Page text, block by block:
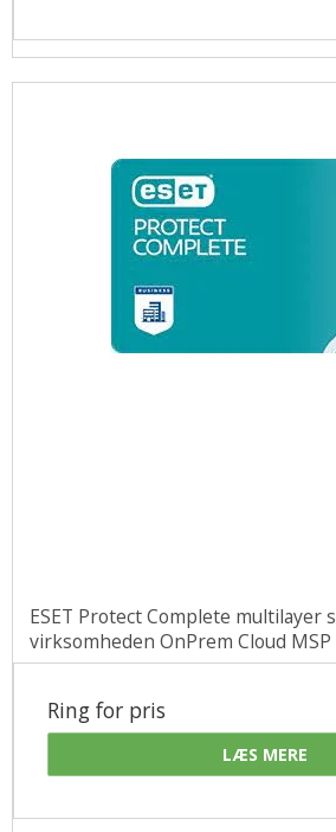
ESET Protect Complete multilayer
virksomheden OnPrem Cloud MSP
Ring for pris
LÆS MERE